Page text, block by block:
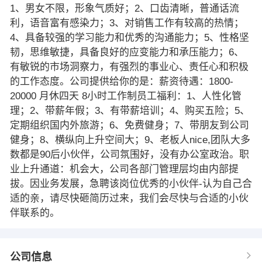
1、男女不限，形象气质好；2、口齿清晰，普通话流
利，语音富有感染力；3、对销售工作有较高的热情；
4、具备较强的学习能力和优秀的沟通能力；5、性格坚
韧，思维敏捷，具备良好的应变能力和承压能力；6、
有敏锐的市场洞察力，有强烈的事业心、责任心和积极
的工作态度。公司提供给你的是：薪资待遇：1800-
20000 月休四天 8小时工作制员工福利：1、人性化管
理；2、带薪年假；3、有带薪培训；4、购买五险；5、
定期组织国内外旅游；6、免费健身；7、带朋友到公司
健身；8、横纵向上升空间大；9、老板人nice,团队大多
数都是90后小伙伴，公司氛围好，没有办公室政治。职
业上升通道：机会大，公司各部门管理层均由内部提
拔。因业务发展，急聘该岗位优秀的小伙伴-认为自己合
适的亲，请尽快砸简历过来，我们会尽快与合适的小伙
伴联系的。
公司信息